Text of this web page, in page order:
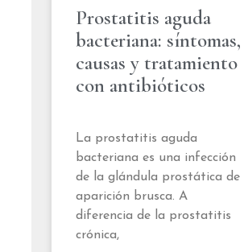
Prostatitis aguda
bacteriana: síntomas,
causas y tratamiento
con antibióticos
La prostatitis aguda
bacteriana es una infección
de la glándula prostática de
aparición brusca. A
diferencia de la prostatitis
crónica,